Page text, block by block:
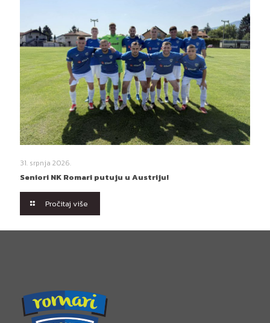
31. srpnja 2026.
Seniori NK Romari putuju u Austriju!
Pročitaj više